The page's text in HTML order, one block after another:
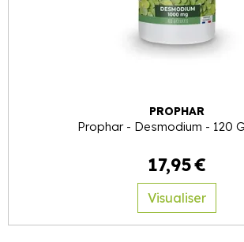
PROPHAR
Prophar - Desmodium - 120
17,95€
Visualiser